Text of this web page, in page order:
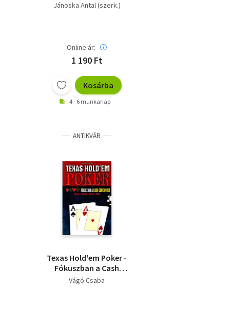
Jánoska Antal (szerk.)
Online ár:
1 190 Ft
Kosárba
4 - 6 munkanap
ANTIKVÁR
Texas Hold'em Poker -
Fókuszban a Cash
game póker (All in-
Vágó Csaba